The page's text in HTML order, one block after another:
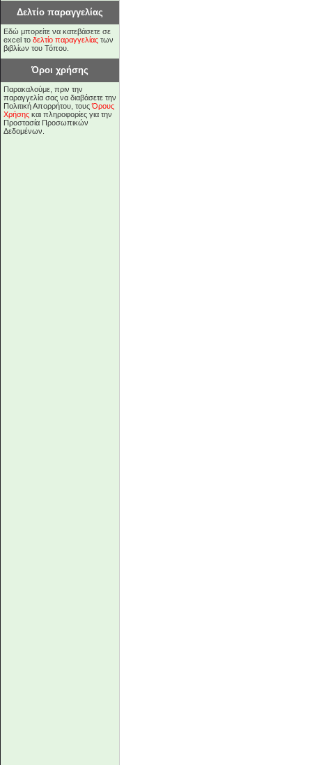
Δελτίο παραγγελίας
Εδώ μπορείτε να κατεβάσετε σε
excel το δελτίο παραγγελίας των
βιβλίων του Τόπου.
Όροι χρήσης
Παρακαλούμε, πριν την
παραγγελία σας να διαβάσετε την
Πολιτική Απορρήτου, τουςΌρους
Χρήσης και πληροφορίες για την
Προστασία Προσωπικών
Δεδομένων.